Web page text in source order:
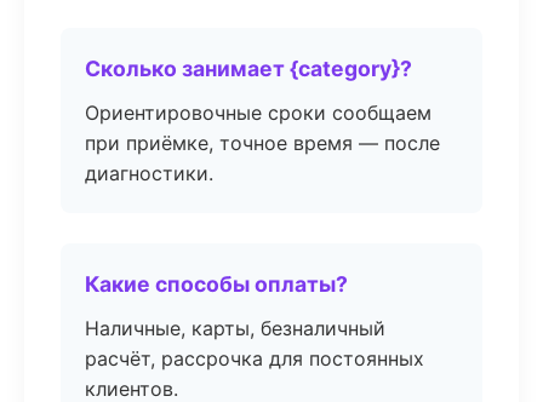
Сколько занимает {category}?
Ориентировочные сроки сообщаем
при приёмке, точное время — после
диагностики.
Какие способы оплаты?
Наличные, карты, безналичный
расчёт, рассрочка для постоянных
клиентов.